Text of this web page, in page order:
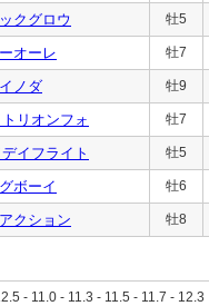
クグロウ 牡5
オーレ 牡7
ノダ 牡9
リオンフォ 牡7
イフライト 牡5
ボーイ 牡6
クション 牡8
- 11.0 - 11.3 - 11.5 - 11.7 - 12.3